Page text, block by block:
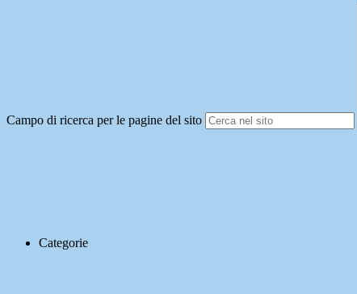
Campo di ricerca per le pagine del sito
Categorie